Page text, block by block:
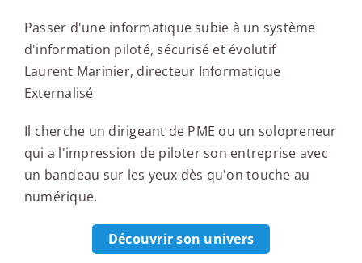
Passer d'une informatique subie à un système
d'information piloté, sécurisé et évolutif
Laurent Marinier, directeur Informatique
Externalisé
Il cherche un dirigeant de PME ou un solopreneur
qui a l'impression de piloter son entreprise avec
un bandeau sur les yeux dès qu'on touche au
numérique.
Découvrir son univers